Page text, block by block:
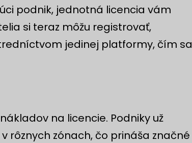
podnik, jednotná licencia vám
si teraz môžu registrovať,
jedinej platformy, čím sa
na licencie. Podniky už
rôznych zónach, čo prináša značné